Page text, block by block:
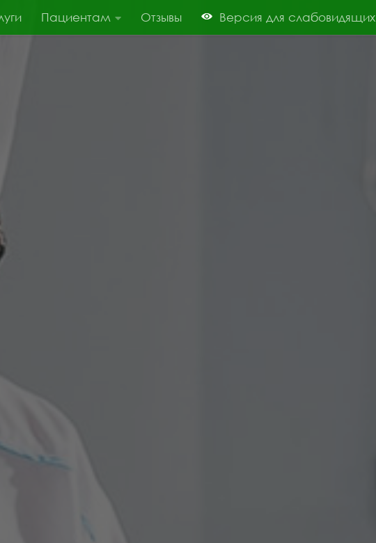
Пациентам Отзывы Версия для слабовидящих